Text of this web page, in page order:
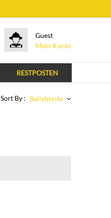
Guest
Mein Konto
RESTPOSTEN
Sort By : Beliebteste